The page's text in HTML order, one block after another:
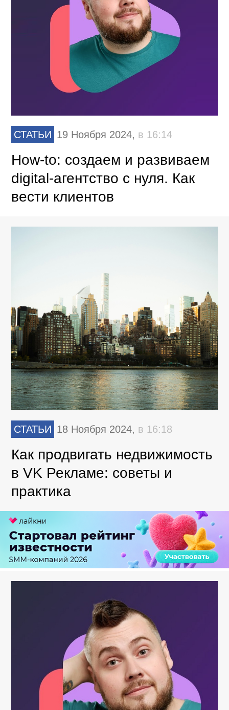
СТАТЬИ 19 Ноября 2024, в 16:14
How-to: cоздаем и развиваем
digital-агентство с нуля. Как
вести клиентов
СТАТЬИ 18 Ноября 2024, в 16:18
Как продвигать недвижимость
в VK Рекламе: советы и
практика